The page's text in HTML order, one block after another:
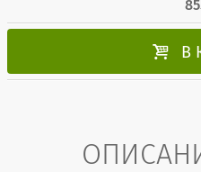
 В